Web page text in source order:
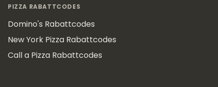
PIZZA RABATTCODES
Domino's Rabattcodes
New York Pizza Rabattcodes
Call a Pizza Rabattcodes